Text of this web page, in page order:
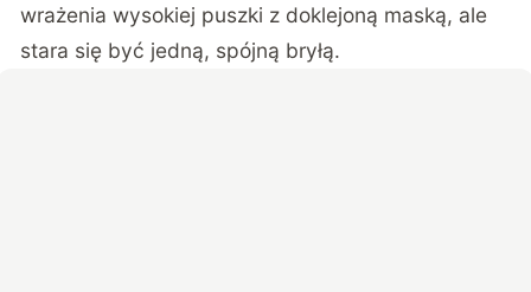
wrażenia wysokiej puszki z doklejoną maską, ale
stara się być jedną, spójną bryłą.